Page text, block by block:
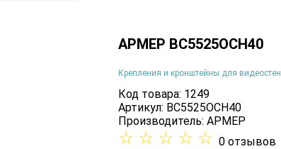
АРМЕР ВС5525ОСН40
Крепления и кронштейны для видеостен
Код товара: 1249
Артикул: ВС5525ОСН40
Производитель:АРМЕР
☆ ☆ ☆ ☆ ☆ 0 отзывов